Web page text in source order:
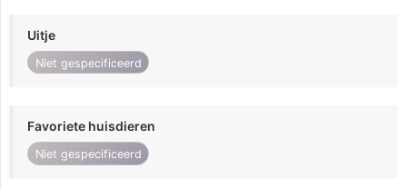
Uitje
Niet gespecificeerd
Favoriete huisdieren
Niet gespecificeerd